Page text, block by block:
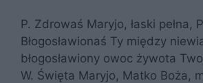
P. Zdrowaś Maryjo, łaski pełna,
Błogosławionaś Ty między
błogosławiony owoc żywota
W. Święta Maryjo, Matko Boża,